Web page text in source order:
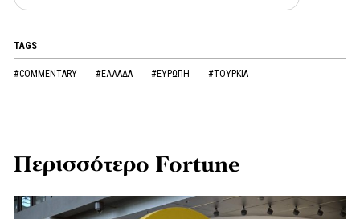
TAGS
#COMMENTARY #ΕΛΛΑΔΑ #ΕΥΡΩΠΗ #ΤΟΥΡΚΙΑ
Περισσότερο Fortune